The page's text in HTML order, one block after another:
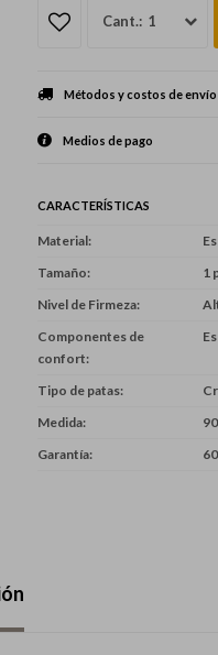
1
Métodos y costos de envío
Medios de pago
CARACTERÍSTICAS
Material
Tamaño
1
Nivel de Firmeza
Componentes de
confort
Tipo de patas
Medida
Garantía